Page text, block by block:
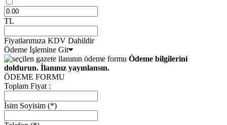
TL
Fiyatlarımıza KDV Dahildir
Ödeme İşlemine Git
Ödeme bilgilerini
doldurun. İlanınız yayınlansın.
ÖDEME FORMU
Toplam Fiyat :
İsim Soyisim (*)